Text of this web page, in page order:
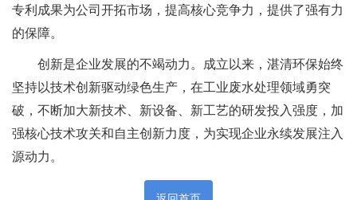
专利成果为公司开拓市场，提高核心竞争力，提供了强有力
的保障。
创新是企业发展的不竭动力。成立以来，湛清环保始终
坚持以技术创新驱动绿色生产，在工业废水处理领域勇突
破，不断加大新技术、新设备、新工艺的研发投入强度，加
强核心技术攻关和自主创新力度，为实现企业永续发展注入
源动力。